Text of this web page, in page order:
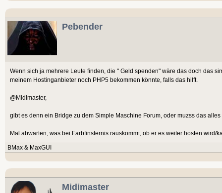
Pebender
Wenn sich ja mehrere Leute finden, die " Geld spenden" wäre das doch das
meinem Hostinganbieter noch PHP5 bekommen könnte, falls das hilft.
@Midimaster,
gibt es denn ein Bridge zu dem Simple Maschine Forum, oder muzss das
Mal abwarten, was bei Farbfinsternis rauskommt, ob er es weiter hosten wird/
BMax & MaxGUI
Midimaster